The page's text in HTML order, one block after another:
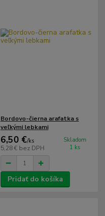
Bordovo-čierna arafatka s
veľkými lebkami
6,50 €/ks
5,28 € bez DPH
Skladom
1 ks
Pridať do košíka